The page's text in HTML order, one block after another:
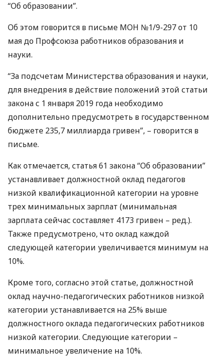
“Об образовании”.
Об этом говорится в письме МОН №1/9-297 от 10
мая до Профсоюза работников образования и
науки.
“За подсчетам Министерства образования и науки,
для внедрения в действие положений этой статьи
закона с 1 января 2019 года необходимо
дополнительно предусмотреть в государственном
бюджете 235,7 миллиарда гривен”, – говорится в
письме.
Как отмечается, статья 61 закона “Об образовании”
устанавливает должностной оклад педагогов
низкой квалификационной категории на уровне
трех минимальных зарплат (минимальная
зарплата сейчас составляет 4173 гривен – ред.).
Также предусмотрено, что оклад каждой
следующей категории увеличивается минимум на
10%.
Кроме того, согласно этой статье, должностной
оклад научно-педагогических работников низкой
категории устанавливается на 25% выше
должностного оклада педагогических работников
низкой категории. Следующие категории –
минимальное увеличение на 10%.